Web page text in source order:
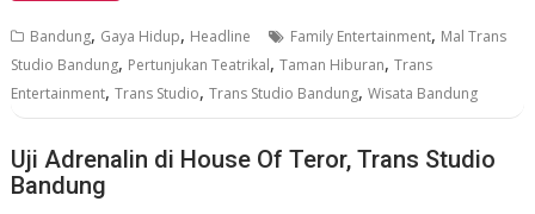
Bandung, Gaya Hidup, Headline Family Entertainment, Mal Trans
Studio Bandung, Pertunjukan Teatrikal,Taman Hiburan,Trans
Entertainment,Trans Studio,Trans Studio Bandung,Wisata Bandung
Uji Adrenalin di House Of Teror, Trans Studio
Bandung